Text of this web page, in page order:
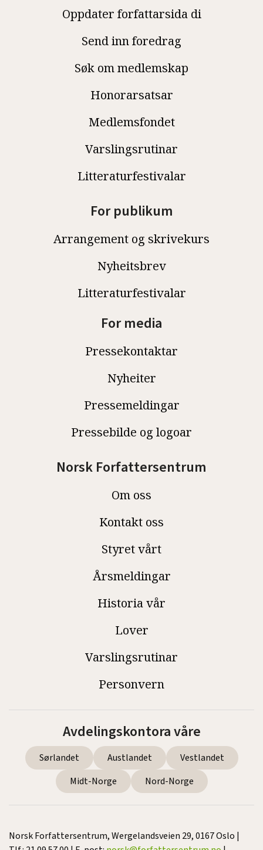
Oppdater forfattarsida di
Send inn foredrag
Søk om medlemskap
Honorarsatsar
Medlemsfondet
Varslingsrutinar
Litteraturfestivalar
For publikum
Arrangement og skrivekurs
Nyheitsbrev
Litteraturfestivalar
For media
Pressekontaktar
Nyheiter
Pressemeldingar
Pressebilde og logoar
Norsk Forfattersentrum
Om oss
Kontakt oss
Styret vårt
Årsmeldingar
Historia vår
Lover
Varslingsrutinar
Personvern
Avdelingskontora våre
Sørlandet Austlandet
Vestlandet
Midt-Norge
Nord-Norge
Norsk Forfattersentrum, Wergelandsveien 29, 0167 Oslo |